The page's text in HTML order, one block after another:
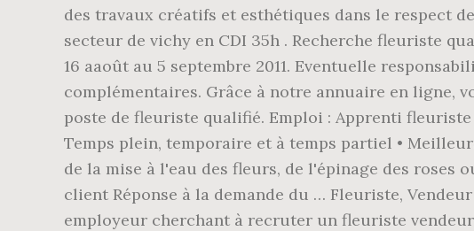
des travaux créatifs et esthétiques dans le respect
secteur de vichy en CDI 35h . Recherche fleuriste
16 aaoût au 5 septembre 2011. Eventuelle
complémentaires. Grâce à notre annuaire en ligne,
poste de fleuriste qualifié. Emploi : Apprenti fleuriste
Temps plein, temporaire et à temps partiel •
de la mise à l'eau des fleurs, de l'épinage des roses
client Réponse à la demande du … Fleuriste,
employeur cherchant à recruter un fleuriste